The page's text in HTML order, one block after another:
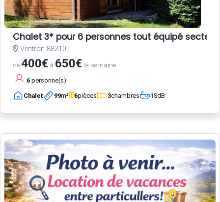
Chalet 3* pour 6 personnes tout équipé
Ventron 88310
de400€ à 650€ la semaine
6 personne(s)
Chalet 99m² 6pièces 3chambres 1SdB